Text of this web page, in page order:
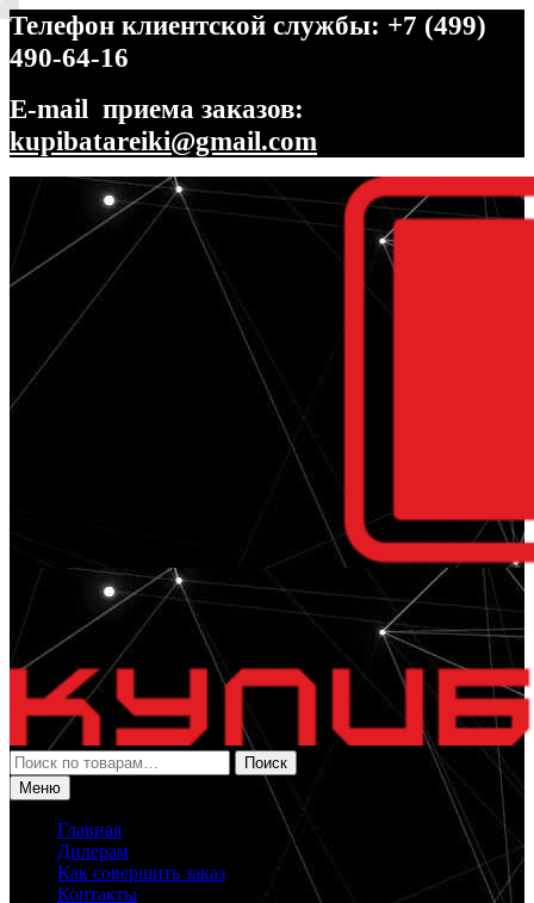
Телефон клиентской службы: +7 (499)
490-64-16
E-mail приема заказов:
kupibatareiki@gmail.com
Перейти
навигации
Перейти
содержимому
Искать:
Поиск
Меню
Главная
Дилерам
Как совершить заказ
Контакты